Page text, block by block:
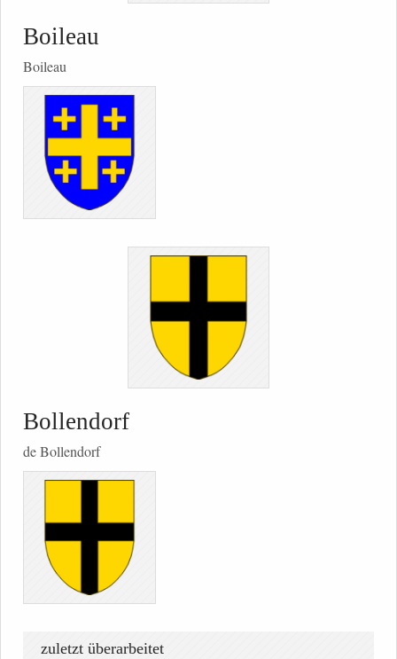
Boileau
Boileau
Bollendorf
de Bollendorf
zuletzt überarbeitet